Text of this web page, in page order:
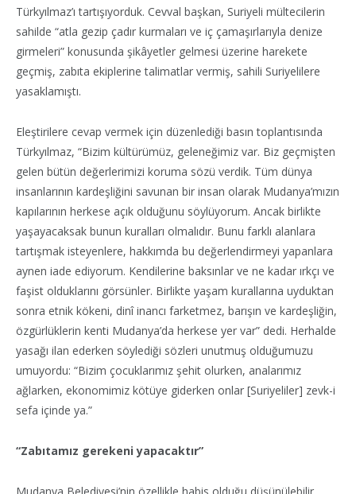
Türkyılmaz’ı tartışıyorduk. Cevval başkan, Suriyeli mültecilerin
sahilde “atla gezip çadır kurmaları ve iç çamaşırlarıyla denize
girmeleri” konusunda şikâyetler gelmesi üzerine harekete
geçmiş, zabıta ekiplerine talimatlar vermiş, sahili Suriyelilere
yasaklamıştı.
Eleştirilere cevap vermek için düzenlediği basın toplantısında
Türkyılmaz, “Bizim kültürümüz, geleneğimiz var. Biz geçmişten
gelen bütün değerlerimizi koruma sözü verdik. Tüm dünya
insanlarının kardeşliğini savunan bir insan olarak Mudanya’mızın
kapılarının herkese açık olduğunu söylüyorum. Ancak birlikte
yaşayacaksak bunun kuralları olmalıdır. Bunu farklı alanlara
tartışmak isteyenlere, hakkımda bu değerlendirmeyi yapanlara
aynen iade ediyorum. Kendilerine baksınlar ve ne kadar ırkçı ve
faşist olduklarını görsünler. Birlikte yaşam kurallarına uyduktan
sonra etnik kökeni, dinî inancı farketmez, barışın ve kardeşliğin,
özgürlüklerin kenti Mudanya’da herkese yer var” dedi. Herhalde
yasağı ilan ederken söylediği sözleri unutmuş olduğumuzu
umuyordu: “Bizim çocuklarımız şehit olurken, analarımız
ağlarken, ekonomimiz kötüye giderken onlar [Suriyeliler] zevk-i
sefa içinde ya.”
“Zabıtamız gerekeni yapacaktır”